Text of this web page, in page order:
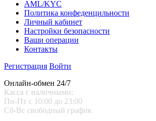
AML/KYC
Политика конфеденцильности
Личный кабинет
Настройки безопасности
Ваши операции
Контакты
Регистрация Войти
Онлайн-обмен 24/7
Касса с наличными:
Пн-Пт с 10:00 до 23:00
Сб-Вс свободный график